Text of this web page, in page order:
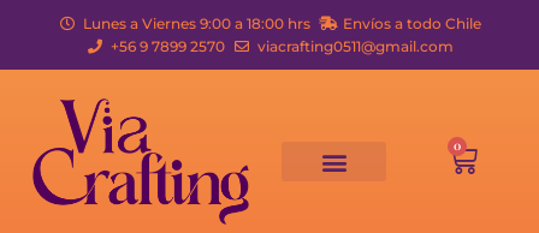
Lunes a Viernes 9:00 a 18:00 hrs
Envíos a todo Chile
+56 9 7899 2570
viacrafting0511@gmail.com
0